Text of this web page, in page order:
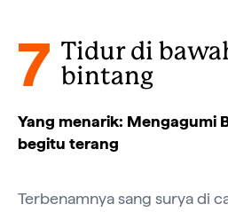
7 Tidur di
bintang
Yang menarik: Mengagumi
begitu terang
Terbenamnya sang surya di